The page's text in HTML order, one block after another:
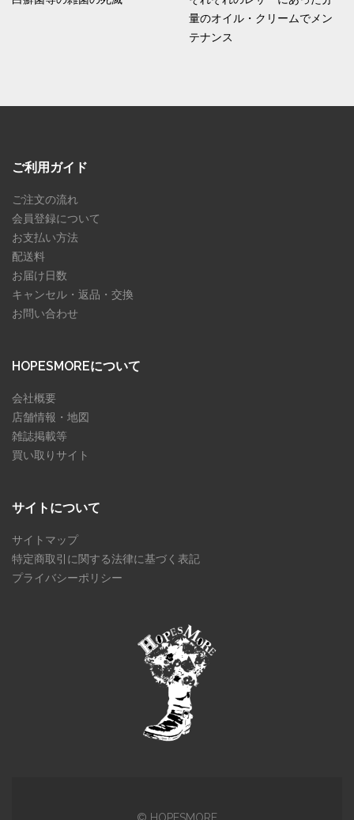
量のオイル・クリームでメン
テナンス
ご利用ガイド
ご注文の流れ
会員登録について
お支払い方法
配送料
お届け日数
キャンセル・返品・交換
お問い合わせ
HOPESMOREについて
会社概要
店舗情報・地図
雑誌掲載等
買い取りサイト
サイトについて
サイトマップ
特定商取引に関する法律に基づく表記
プライバシーポリシー